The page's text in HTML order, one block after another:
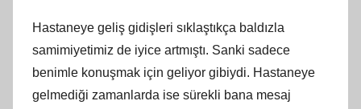
Hastaneye geliş gidişleri sıklaştıkça baldızla
samimiyetimiz de iyice artmıştı. Sanki sadece
benimle konuşmak için geliyor gibiydi. Hastaneye
gelmediği zamanlarda ise sürekli bana mesaj